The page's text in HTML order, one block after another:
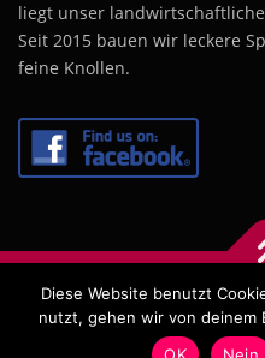
liegt unser
Seit 2015 bauen wir leckere
feine Knollen.
Copyright © 2026 Hof
Diese Website benutzt
nutzt, gehen wir von deinem
OK
Nein